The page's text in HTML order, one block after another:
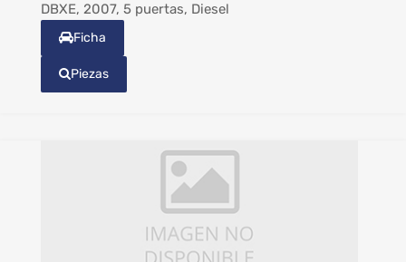
DBXE, 2007, 5 puertas, Diesel
Ficha
Piezas